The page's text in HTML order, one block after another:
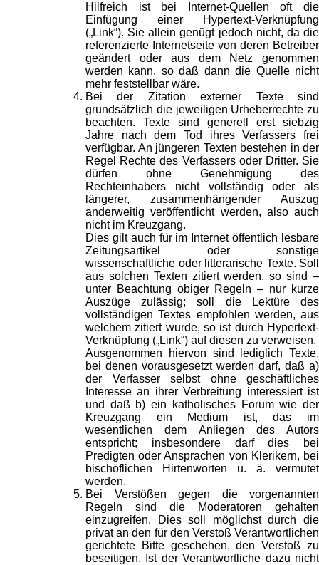
Hilfreich ist bei Internet-Quellen oft die
Einfügung einer Hypertext-Verknüpfung
(„Link“). Sie allein genügt jedoch nicht, da die
referenzierte Internetseite von deren Betreiber
geändert oder aus dem Netz genommen
werden kann, so daß dann die Quelle nicht
mehr feststellbar wäre.
Bei der Zitation externer Texte sind
grundsätzlich die jeweiligen Urheberrechte zu
beachten. Texte sind generell erst siebzig
Jahre nach dem Tod ihres Verfassers frei
verfügbar. An jüngeren Texten bestehen in der
Regel Rechte des Verfassers oder Dritter. Sie
dürfen ohne Genehmigung des
Rechteinhabers nicht vollständig oder als
längerer, zusammenhängender Auszug
anderweitig veröffentlicht werden, also auch
nicht im Kreuzgang.
Dies gilt auch für im Internet öffentlich lesbare
Zeitungsartikel oder sonstige
wissenschaftliche oder litterarische Texte. Soll
aus solchen Texten zitiert werden, so sind –
unter Beachtung obiger Regeln – nur kurze
Auszüge zulässig; soll die Lektüre des
vollständigen Textes empfohlen werden, aus
welchem zitiert wurde, so ist durch Hypertext-
Verknüpfung („Link“) auf diesen zu verweisen.
Ausgenommen hiervon sind lediglich Texte,
bei denen vorausgesetzt werden darf, daß a)
der Verfasser selbst ohne geschäftliches
Interesse an ihrer Verbreitung interessiert ist
und daß b) ein katholisches Forum wie der
Kreuzgang ein Medium ist, das im
wesentlichen dem Anliegen des Autors
entspricht; insbesondere darf dies bei
Predigten oder Ansprachen von Klerikern, bei
bischöflichen Hirtenworten u. ä. vermutet
werden.
Bei Verstößen gegen die vorgenannten
Regeln sind die Moderatoren gehalten
einzugreifen. Dies soll möglichst durch die
privat an den für den Verstoß Verantwortlichen
gerichtete Bitte geschehen, den Verstoß zu
beseitigen. Ist der Verantwortliche dazu nicht